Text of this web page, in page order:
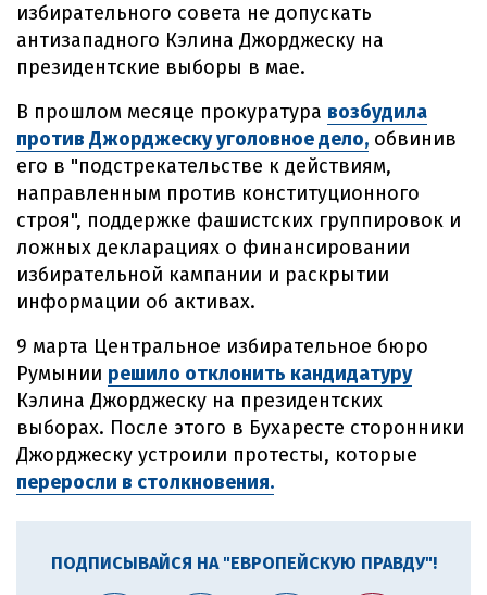
избирательного совета не допускать
антизападного Кэлина Джорджеску на
президентские выборы в мае.
В прошлом месяце прокуратура возбудила
против Джорджеску уголовное дело, обвинив
его в "подстрекательстве к действиям,
направленным против конституционного
строя", поддержке фашистских группировок и
ложных декларациях о финансировании
избирательной кампании и раскрытии
информации об активах.
9 марта Центральное избирательное бюро
Румынии решило отклонить кандидатуру
Кэлина Джорджеску на президентских
выборах. После этого в Бухаресте сторонники
Джорджеску устроили протесты, которые
переросли в столкновения.
ПОДПИСЫВАЙСЯ НА "ЕВРОПЕЙСКУЮ ПРАВДУ"!